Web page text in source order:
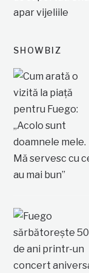
SHOWBIZ